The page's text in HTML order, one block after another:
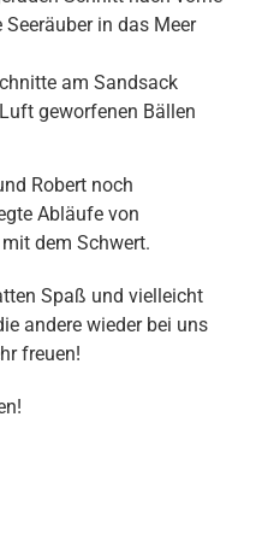
in das Meer
am Sandsack
geworfenen Bällen
Robert noch
Abläufe von
dem Schwert.
Spaß und vielleicht
andere wieder bei uns
freuen!